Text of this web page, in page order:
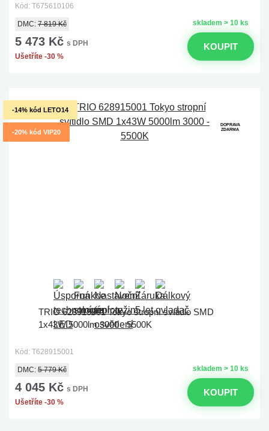
Kód: T675610106
skladem > 10 ks
DMC: 7 819 Kč
5 473 Kč s DPH
Ušetříte -30 %
KOUPIT
-14% kód LETO14
-20% kód VIP20
DOPRAVA
ZDARMA
TRIO 628915001 Tokyo stropní svítidlo SMD
1x43W 5000lm 3000 - 5500K
Kód: T628915001
skladem > 10 ks
DMC: 5 779 Kč
4 045 Kč s DPH
Ušetříte -30 %
KOUPIT